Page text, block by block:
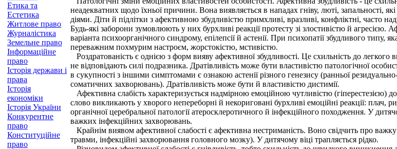
Етика та
Естетика
Житлове право
Журналістика
Земельне право
Інформаційне
право
Історія держави і
права
Історія
економіки
Історія України
Конкурентне
право
Конституційне
право
неадекватних щодо їхньої причини. Вона виявляється в нападах гніву, люті,
діями. Діти й підлітки з афективною збудливістю примхливі, вразливі, конфліктні, часто
Будь-які заборони зумовлюють у них бурхливі реакції протесту зі злостивістю й агресією.
варіанта психоорганічного синдрому, епілепсії й астенії. При психопатії збудливого типу,
переважним похмурим настроєм, жорстокістю, мстивістю.
Роздратованість є однією з форм вияву афективної збудливості. Це схильність до
не відповідають силі подразника. Дратівливість може бути властивістю патологічної
в сукупності з іншими симптомами є ознакою астенії різного генезису (ранньої
соматичних захворювань). Дратівливість може бути й властивістю дистимії.
Афективна слабість характеризується надмірною емоційною чутливістю (гіперестезією)
слово викликають у хворого непереборні й некориговані бурхливі емоційні реакції:
органічної церебральної патології атеросклеротичного й інфекційного походження. У
важких інфекційних захворювань.
Крайнім виявом афективної слабості є афективна нестриманість. Воно свідчить про
травми, інфекційні захворювання головного мозку). У дитячому віці трапляється рідко.